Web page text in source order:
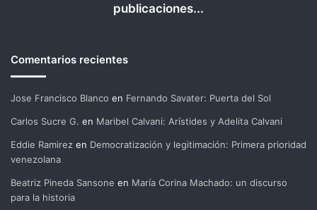
publicaciones...
Comentarios recientes
Jose Francisco Blanco en Fernando Savater: Puerta del Sol
Carlos Sucre G. en Maribel Calvani: Arístides y Adelita Calvani
Eddie Ramirez en Democratización y legitimación: Primera prioridad
venezolana
Beatriz Pineda Sansone en María Corina Machado: un discurso
para la historia